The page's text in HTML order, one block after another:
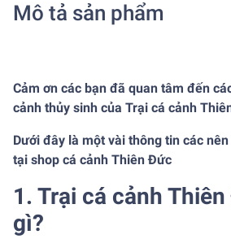
Mô tả sản phẩm
Cảm ơn các bạn đã quan tâm đến
cảnh thủy sinh của Trại cá cảnh
Dưới đây là một vài thông tin các
tại shop cá cảnh Thiên Đức
1. Trại cá cảnh
gì?